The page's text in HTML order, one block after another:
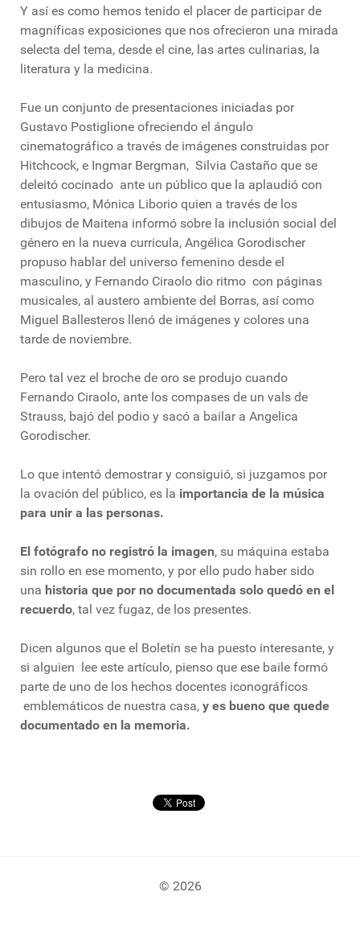
Y así es como hemos tenido el placer de participar de
magníficas exposiciones que nos ofrecieron una mirada
selecta del tema, desde el cine, las artes culinarias, la
literatura y la medicina.
Fue un conjunto de presentaciones iniciadas por
Gustavo Postiglione ofreciendo el ángulo
cinematográfico a través de imágenes construidas por
Hitchcock, e Ingmar Bergman, Silvia Castaño que se
deleitó cocinado ante un público que la aplaudió con
entusiasmo, Mónica Liborio quien a través de los
dibujos de Maitena informó sobre la inclusión social del
género en la nueva curricula, Angélica Gorodischer
propuso hablar del universo femenino desde el
masculino, y Fernando Ciraolo dio ritmo con páginas
musicales, al austero ambiente del Borras, así como
Miguel Ballesteros llenó de imágenes y colores una
tarde de noviembre.
Pero tal vez el broche de oro se produjo cuando
Fernando Ciraolo, ante los compases de un vals de
Strauss, bajó del podio y sacó a bailar a Angelica
Gorodischer.
Lo que intentó demostrar y consiguió, si juzgamos por
la ovación del público, es la importancia de la música
para unir a las personas.
El fotógrafo no registró la imagen, su máquina estaba
sin rollo en ese momento, y por ello pudo haber sido
una historia que por no documentada solo quedó en el
recuerdo, tal vez fugaz, de los presentes.
Dicen algunos que el Boletín se ha puesto interesante, y
si alguien lee este artículo, pienso que ese baile formó
parte de uno de los hechos docentes iconográficos
emblemáticos de nuestra casa, y es bueno que quede
documentado en la memoria.
© 2026